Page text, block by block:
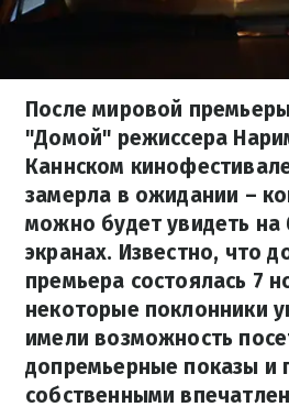
После мировой
"Домой" режиссера
Каннском
замерла в ожидании –
можно будет увидеть на
экранах. Известно, что
премьера состоялась 7
некоторые поклонники
имели возможность
допремьерные показы и
собственными